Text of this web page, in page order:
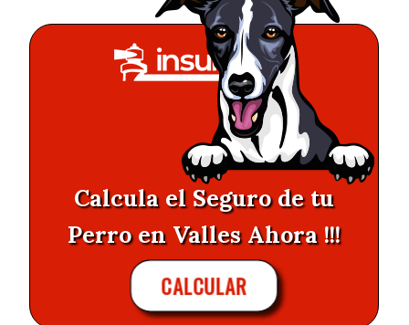
Calcula el Seguro de tu
Perro en Valles Ahora !!!
CALCULAR